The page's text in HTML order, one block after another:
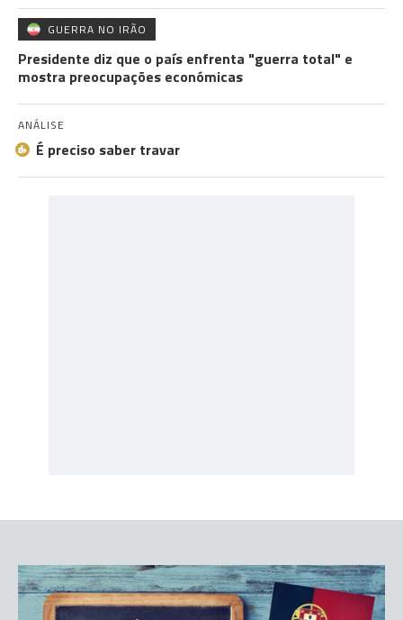
GUERRA NO IRÃO
Presidente diz que o país enfrenta "guerra total" e
mostra preocupações económicas
ANÁLISE
É preciso saber travar